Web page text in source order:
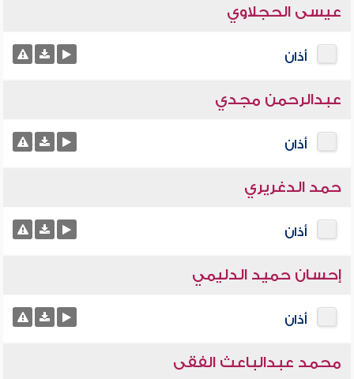
عيسى الحجلاوي
أذان
عبدالرحمن مجدي
أذان
حمد الدغريري
أذان
إحسان حميد الدليمي
أذان
محمد عبدالباعث الفقى